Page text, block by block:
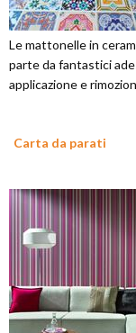
Le mattonelle in
parte da fantastici
applicazione e
Carta da parati